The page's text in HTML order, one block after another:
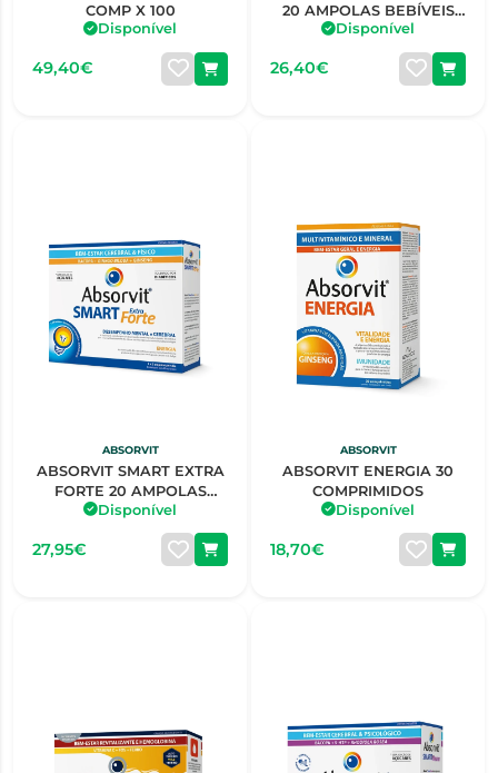
COMP X 100
Disponível
49,40€
20 AMPOLAS BEBÍVEIS
10ML
Disponível
26,40€
ABSORVIT
ABSORVIT SMART EXTRA
FORTE 20 AMPOLAS
BEBÍVEIS 10ML
Disponível
27,95€
ABSORVIT
ABSORVIT ENERGIA 30
COMPRIMIDOS
Disponível
18,70€